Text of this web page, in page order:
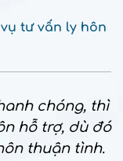
tư vấn ly hôn
chóng, thì
hỗ trợ, dù đó
thuận tình.